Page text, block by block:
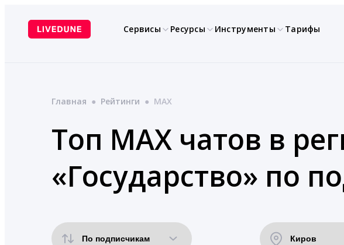
содержимому
Сервисы Ресурсы Инструменты Тарифы
Главная ● Рейтинги ● MAX
Топ MAX чатов в
«Государство» по